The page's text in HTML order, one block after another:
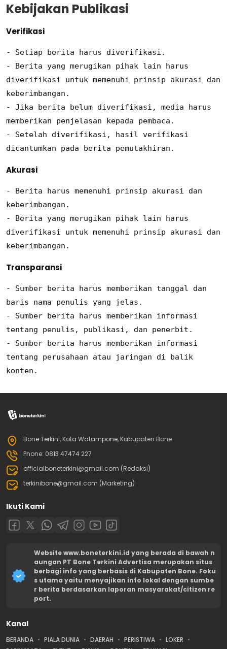
Kebijakan Publikasi
Verifikasi
- Setiap berita harus diverifikasi.
- Berita yang merugikan pihak lain harus
diverifikasi untuk memenuhi prinsip akurasi dan
keberimbangan.
- Jika berita belum diverifikasi, media harus
memberikan penjelasan kepada pembaca.
- Setelah diverifikasi, hasil verifikasi
dicantumkan pada berita pemutakhiran.
Akurasi
- Berita harus memenuhi prinsip akurasi dan
keberimbangan.
- Berita yang merugikan pihak lain harus
diverifikasi untuk memenuhi prinsip akurasi dan
keberimbangan.
Transparansi
- Sumber berita harus memberikan tanggal dan
baris nama penulis yang jelas.
- Sumber berita harus memberikan informasi
tentang penulis, publikasi, dan penerbit.
- Sumber berita harus memberikan informasi
tentang perusahaan atau jaringan di balik
konten.
Bone Terkini, Kota Watampone, Kabupaten Bone
Phone: 0813 47474 227
officialboneterkini@gmail.com (Redaksi)
terkinibone@gmail.com (Marketing)
Ikuti Kami
Website www.boneterkini.id yang berada di bawah n
aungan PT Bone Terkini Advertisa merupakan situs
berbagi info yang berbasis di Kabupaten Bone. Foku
s utama yaitu menyajikan info lokal dengan sumbe
r berita berdasarkan laporan masyarakat/citizen re
port.
Kanal
BERANDA PIALA DUNIA DAERAH PERISTIWA
LOKER